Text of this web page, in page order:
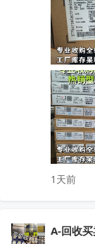
小批量
快速清空
覆盖全
只需提供
无中间商
有闲置电
1天前
A-回收